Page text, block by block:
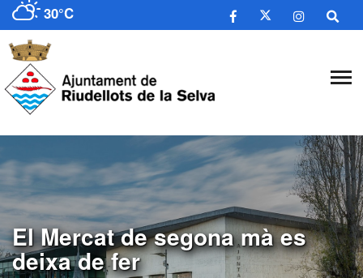
30°C
El Mercat de segona mà es
deixa de fer